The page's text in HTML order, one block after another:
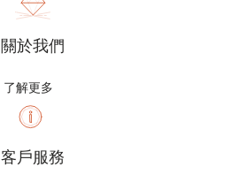
關於我們
了解更多
客戶服務